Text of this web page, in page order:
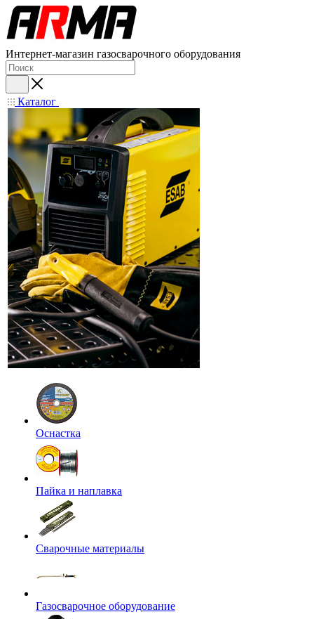
Интернет-магазин газосварочного оборудования
Каталог
Оснастка
Пайка и наплавка
Сварочные материалы
Газосварочное оборудование